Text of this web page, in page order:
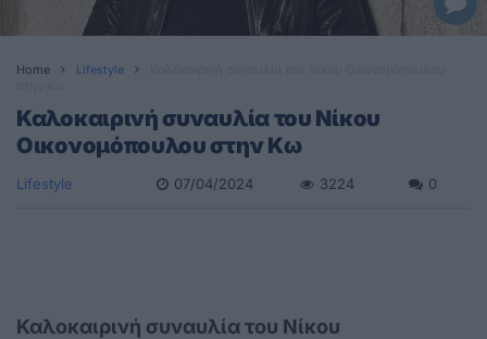
Home Lifestyle
Καλοκαιρινή συναυλία του Νίκου
Οικονομόπουλου στην Κω
Lifestyle 07/04/2024 3224 0
Καλοκαιρινή συναυλία του Νίκου